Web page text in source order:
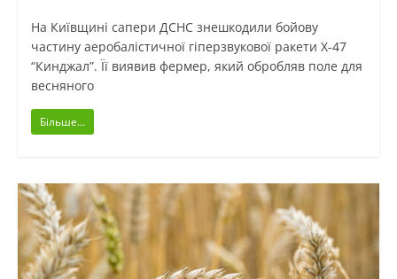
На Київщині сапери ДСНС знешкодили бойову
частину аеробалістичної гіперзвукової ракети Х-47
“Кинджал”. Її виявив фермер, який обробляв поле для
весняного
Більше...